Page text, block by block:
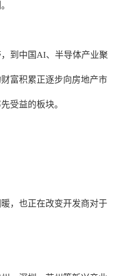
到中国AI、半导体产业聚
富积累正逐步向房地产市
受益的板块。
，也正在改变开发商对于